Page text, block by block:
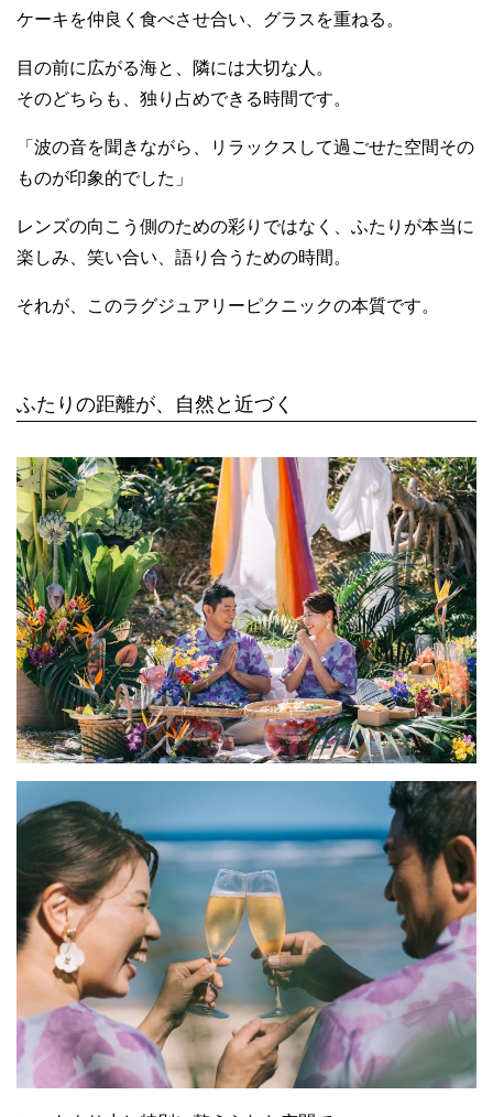
ケーキを仲良く食べさせ合い、グラスを重ねる。
目の前に広がる海と、隣には大切な人。
そのどちらも、独り占めできる時間です。
「波の音を聞きながら、リラックスして過ごせた空間その
ものが印象的でした」
レンズの向こう側のための彩りではなく、ふたりが本当に
楽しみ、笑い合い、語り合うための時間。
それが、このラグジュアリーピクニックの本質です。
ふたりの距離が、自然と近づく